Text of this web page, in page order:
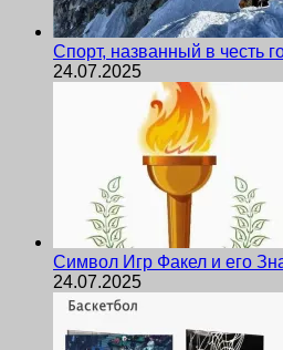
Спорт, названный в честь
24.07.2025
Символ Игр Факел и его
24.07.2025